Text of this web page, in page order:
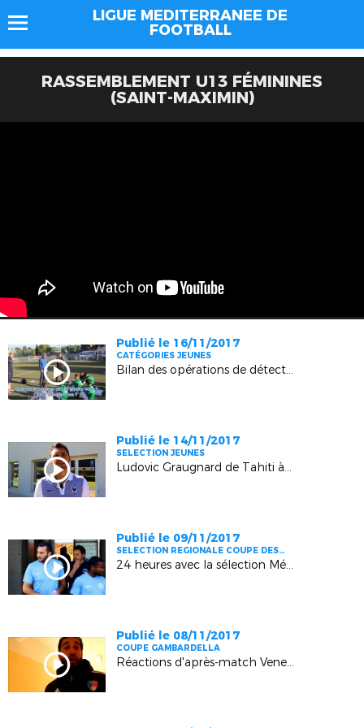
LIGUE MEDITERRANEE DE
FOOTBALL
RASSEMBLEMENT U13 FÉMININES
(SAINT-MAXIMIN)
Publié le 16/11/2017
CATÉGORIES JEUNES
Bilan des opérations de détection U14 Garçons
Publié le 14/11/2017
SELECTION JEUNES
Ludovic Graugnard de Tahiti à la Méditerranée
Publié le 09/11/2017
SELECTION REGIONALE COUPE DES
REGIONS
24 heures avec la sélection Méditerranée à Chasselay (8èmes Coupe des Régions)
Publié le 08/11/2017
COUPE GAMBARDELLA
Réactions d'après-match Venelles - Marignane Gignac (4ème tour Coupe Gambardella)